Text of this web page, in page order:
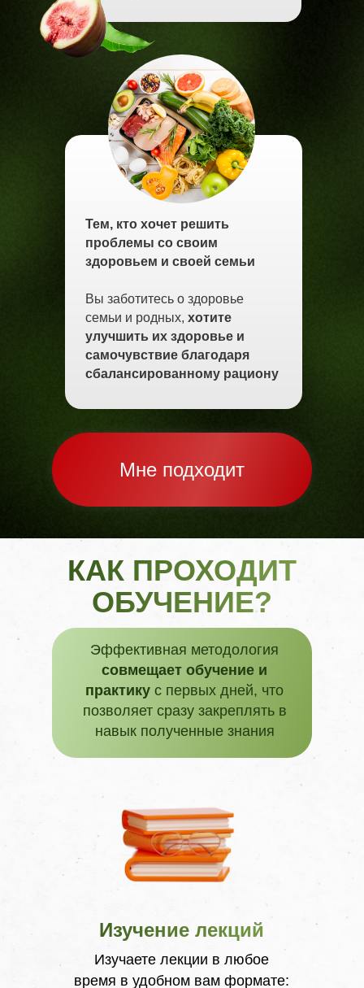
Тем, кто хочет решить
проблемы со своим
здоровьем и своей семьи
Вы заботитесь о здоровье
семьи и родных, хотите
улучшить их здоровье и
самочувствие благодаря
сбалансированному рациону
Мне подходит
Изучаете лекции в любое
время в удобном вам формате:
Изучение лекций
КАК ПРОХОДИТ
ОБУЧЕНИЕ?
Эффективная методология
совмещает обучение и
практику с первых дней, что
позволяет сразу закреплять в
навык полученные знания